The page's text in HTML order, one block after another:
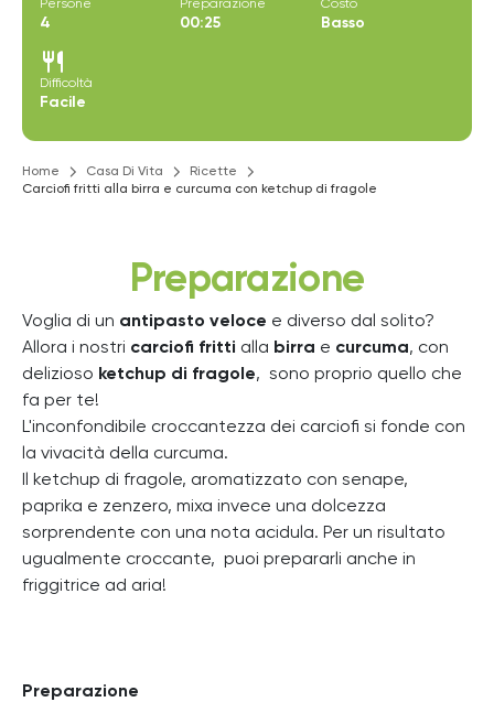
Persone
4
Preparazione
00:25
Costo
Basso
restaurant
Difficoltà
Facile
Home Casa Di Vita
Ricette
Carciofi fritti alla birra e curcuma con ketchup di fragole
Preparazione
Voglia di un antipasto veloce e diverso dal solito?
Allora i nostri carciofi fritti alla birra e curcuma, con
delizioso ketchup di fragole, sono proprio quello che
fa per te!
L'inconfondibile croccantezza dei carciofi si fonde con
la vivacità della curcuma.
Il ketchup di fragole, aromatizzato con senape,
paprika e zenzero, mixa invece una dolcezza
sorprendente con una nota acidula. Per un risultato
ugualmente croccante, puoi prepararli anche in
friggitrice ad aria!
Preparazione